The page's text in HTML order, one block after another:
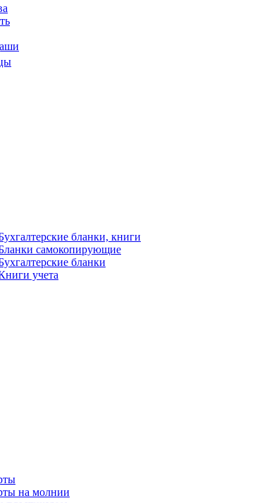
бланки, книги
самокопирующие
бланки
учета
на молнии